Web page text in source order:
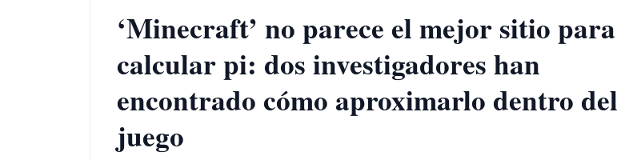
‘Minecraft’ no parece el mejor sitio para
calcular pi: dos investigadores han
encontrado cómo aproximarlo dentro del
juego